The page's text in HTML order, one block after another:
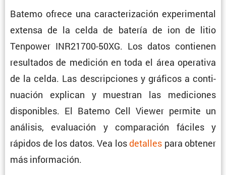
Batemo ofrece una carac­te­ri­za­ción experi­mental
extensa de la celda de batería de ion de litio
Tenpower INR21700-50XG. Los datos contienen
resul­tados de medición en toda el área opera­tiva
de la celda. Las descrip­ciones y gráficos a conti­
nua­ción explican y muestran las mediciones
dispo­ni­bles. El Batemo Cell Viewer permite un
análisis, evalua­ción y compa­ra­ción fáciles y
rápidos de los datos. Vea losdetalles para obtener
más información.